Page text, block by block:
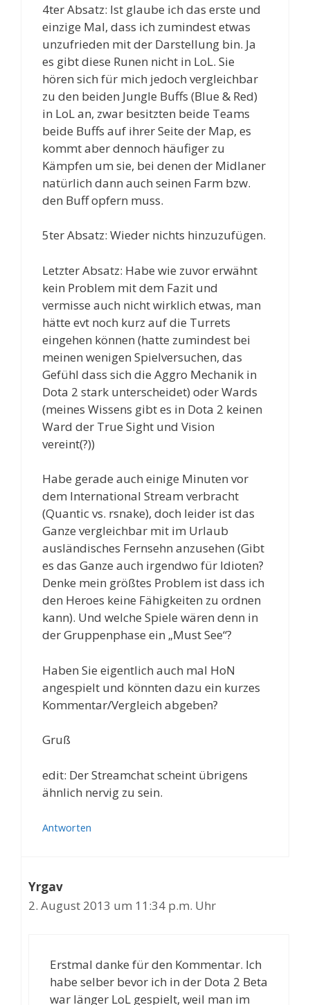
4ter Absatz: Ist glaube ich das erste und
einzige Mal, dass ich zumindest etwas
unzufrieden mit der Darstellung bin. Ja
es gibt diese Runen nicht in LoL. Sie
hören sich für mich jedoch vergleichbar
zu den beiden Jungle Buffs (Blue & Red)
in LoL an, zwar besitzten beide Teams
beide Buffs auf ihrer Seite der Map, es
kommt aber dennoch häufiger zu
Kämpfen um sie, bei denen der Midlaner
natürlich dann auch seinen Farm bzw.
den Buff opfern muss.
5ter Absatz: Wieder nichts hinzuzufügen.
Letzter Absatz: Habe wie zuvor erwähnt
kein Problem mit dem Fazit und
vermisse auch nicht wirklich etwas, man
hätte evt noch kurz auf die Turrets
eingehen können (hatte zumindest bei
meinen wenigen Spielversuchen, das
Gefühl dass sich die Aggro Mechanik in
Dota 2 stark unterscheidet) oder Wards
(meines Wissens gibt es in Dota 2 keinen
Ward der True Sight und Vision
vereint(?))
Habe gerade auch einige Minuten vor
dem International Stream verbracht
(Quantic vs. rsnake), doch leider ist das
Ganze vergleichbar mit im Urlaub
ausländisches Fernsehn anzusehen (Gibt
es das Ganze auch irgendwo für Idioten?
Denke mein größtes Problem ist dass ich
den Heroes keine Fähigkeiten zu ordnen
kann). Und welche Spiele wären denn in
der Gruppenphase ein „Must See“?
Haben Sie eigentlich auch mal HoN
angespielt und könnten dazu ein kurzes
Kommentar/Vergleich abgeben?
Gruß
edit: Der Streamchat scheint übrigens
ähnlich nervig zu sein.
Antworten
Yrgav
2. August 2013 um 11:34 p.m. Uhr
Erstmal danke für den Kommentar. Ich
habe selber bevor ich in der Dota 2 Beta
war länger LoL gespielt, weil man im